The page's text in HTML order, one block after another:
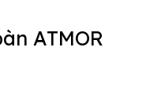
ATMOR